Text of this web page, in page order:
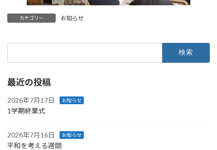
カテゴリー お知らせ
最近の投稿
2026年7月17日 お知らせ
1学期終業式
2026年7月16日 お知らせ
平和を考える週間